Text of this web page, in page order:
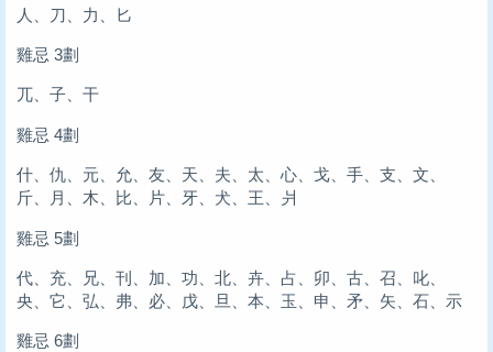
人、刀、力、匕
雞忌 3劃
兀、子、干
雞忌 4劃
什、仇、元、允、友、天、夫、太、心、戈、手、支、文、
斤、月、木、比、片、牙、犬、王、爿
雞忌 5劃
代、充、兄、刊、加、功、北、卉、占、卯、古、召、叱、
央、它、弘、弗、必、戊、旦、本、玉、申、矛、矢、石、示
雞忌 6劃